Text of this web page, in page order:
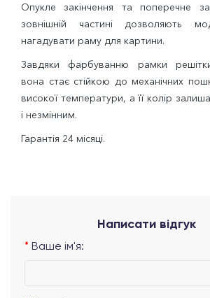
Опукле закінчення та поперечне
зовнішній частині дозволяють
нагадувати раму для картини.
Завдяки фарбуванню рамки
вона стає стійкою до механічних
високої температури, а її колір
і незмінним.
Гарантія 24 місяці.
Написати відгук
Ваше ім'я: